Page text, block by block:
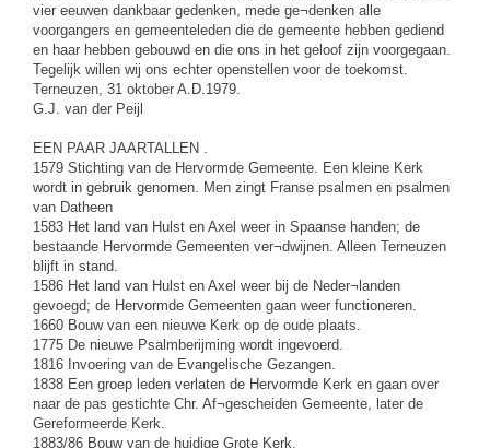
vier eeuwen dankbaar gedenken, mede ge¬denken alle
voorgangers en gemeenteleden die de gemeente hebben gediend
en haar hebben gebouwd en die ons in het geloof zijn voorgegaan.
Tegelijk willen wij ons echter openstellen voor de toekomst.
Terneuzen, 31 oktober A.D.1979.
G.J. van der Peijl
EEN PAAR JAARTALLEN .
1579 Stichting van de Hervormde Gemeente. Een kleine Kerk
wordt in gebruik genomen. Men zingt Franse psalmen en psalmen
van Datheen
1583 Het land van Hulst en Axel weer in Spaanse handen; de
bestaande Hervormde Gemeenten ver¬dwijnen. Alleen Terneuzen
blijft in stand.
1586 Het land van Hulst en Axel weer bij de Neder¬landen
gevoegd; de Hervormde Gemeenten gaan weer functioneren.
1660 Bouw van een nieuwe Kerk op de oude plaats.
1775 De nieuwe Psalmberijming wordt ingevoerd.
1816 Invoering van de Evangelische Gezangen.
1838 Een groep leden verlaten de Hervormde Kerk en gaan over
naar de pas gestichte Chr. Af¬gescheiden Gemeente, later de
Gereformeerde Kerk.
1883/86 Bouw van de huidige Grote Kerk.